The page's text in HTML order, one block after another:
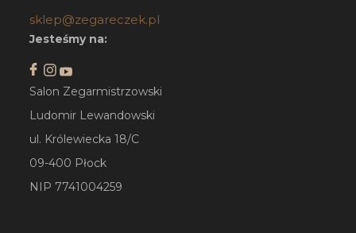
sklep@zegareczek.pl
Jesteśmy na:
Salon Zegarmistrzowski
Ludomir Lewandowski
ul. Królewiecka 18/C
09-400 Płock
NIP 7741004259